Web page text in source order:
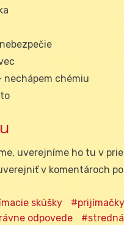
nechápem chémiu
uverejníme ho tu v
v komentároch
skúšky prijímačky
odpovede